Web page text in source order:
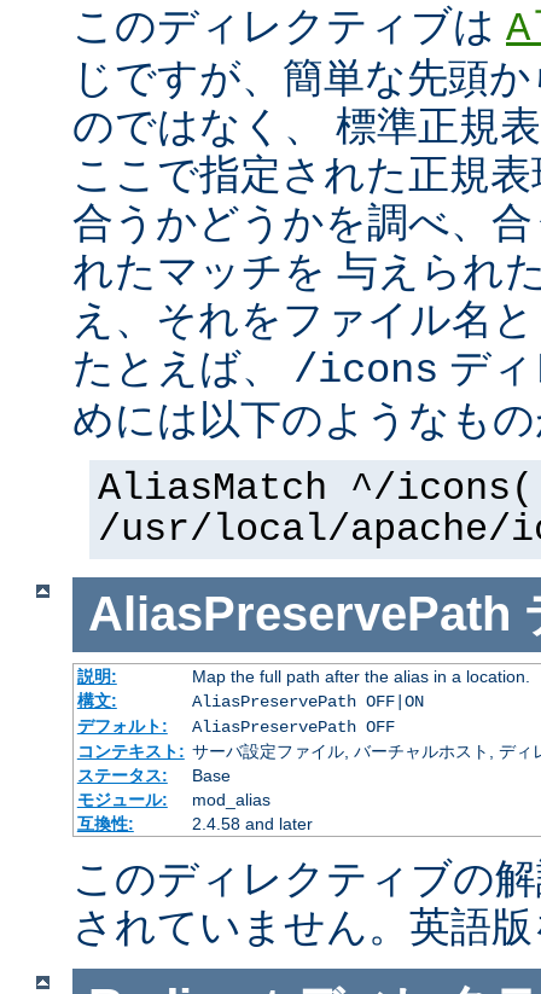
このディレクティブは
じですが、簡単な先頭
のではなく、 標準正規
ここで指定された正規
合うかどうかを調べ、
れたマッチを 与えられ
え、それをファイル名
たとえば、 /icons デ
めには以下のようなも
AliasMatch ^/
/usr/local/apache/
AliasPreservePath
説明:
Map the full path after the alias in a location.
構文:
AliasPreservePath OFF|ON
デフォルト:
AliasPreservePath OFF
コンテキスト: サーバ設定ファイル, バーチャルホスト, ディ
ステータス:
Base
モジュール:
mod_alias
互換性:
2.4.58 and later
このディレクティブの
されていません。英語